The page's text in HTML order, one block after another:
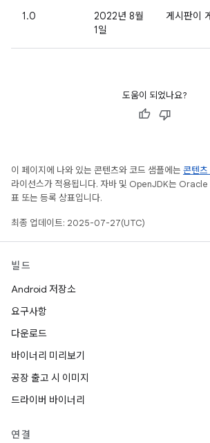
1.0
2022년 8월
1일
게시판이
도움이 되었나요?
이 페이지에 나와 있는 콘텐츠와 코드 샘플에는 콘텐츠
라이선스가 적용됩니다. 자바 및 OpenJDK는
표 또는 등록 상표입니다.
최종 업데이트: 2025-07-27(UTC)
빌드
Android 저장소
요구사항
다운로드
바이너리 미리보기
공장 출고 시 이미지
드라이버 바이너리
연결